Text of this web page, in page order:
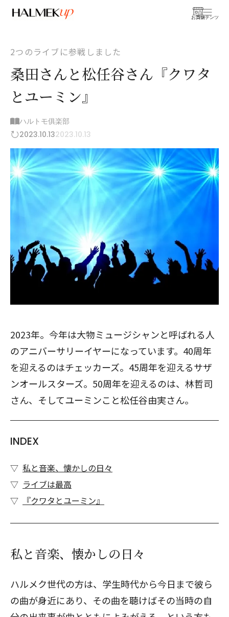
お買物
コンテンツ
2つのライブに参戦しました
桑田さんと松任谷さん『クワタ
とユーミン』
ハルトモ俱楽部
2023.10.132023.10.13
2023年。今年は大物ミュージシャンと呼ばれる人
のアニバーサリーイヤーになっています。40周年
を迎えるのはチェッカーズ。45周年を迎えるサザ
ンオールスターズ。50周年を迎えるのは、林哲司
さん、そしてユーミンこと松任谷由実さん。
INDEX
私と音楽、懐かしの日々
ライブは最高
『クワタとユーミン』
私と音楽、懐かしの日々
ハルメク世代の方は、学生時代から今日まで彼ら
の曲が身近にあり、その曲を聴けばその当時の自